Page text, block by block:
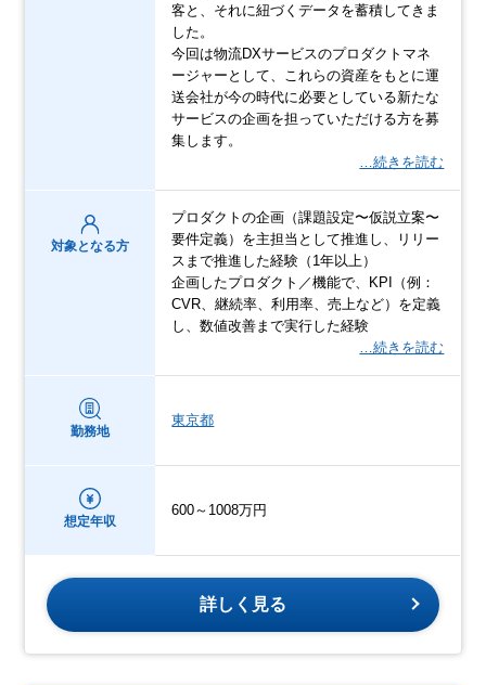
客と、それに紐づくデータを蓄積してきま
した。
今回は物流DXサービスのプロダクトマネ
ージャーとして、これらの資産をもとに運
送会社が今の時代に必要としている新たな
サービスの企画を担っていただける方を募
集します。
…続きを読む
対象となる方
プロダクトの企画（課題設定〜仮説立案〜
要件定義）を主担当として推進し、リリー
スまで推進した経験（1年以上）
企画したプロダクト／機能で、KPI（例：
CVR、継続率、利用率、売上など）を定義
し、数値改善まで実行した経験
…続きを読む
勤務地
東京都
想定年収
600～1008万円
詳しく見る